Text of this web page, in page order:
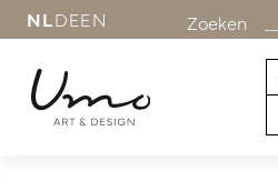
NLDEEN Zoeken